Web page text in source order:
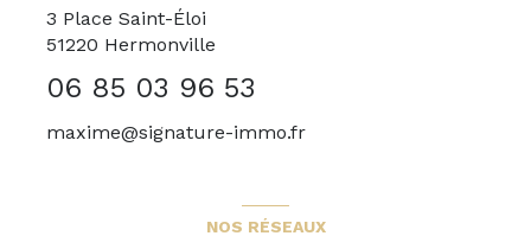
3 Place Saint-Éloi
51220 Hermonville
06 85 03 96 53
maxime@signature-immo.fr
NOS RÉSEAUX